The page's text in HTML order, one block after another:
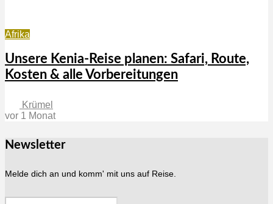
Afrika
Unsere Kenia-Reise planen: Safari, Route,
Kosten & alle Vorbereitungen
Krümel
vor 1 Monat
Newsletter
Melde dich an und komm' mit uns auf Reise.